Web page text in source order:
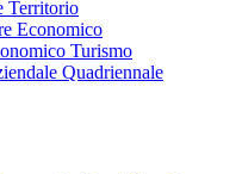
Territorio
Economico
Turismo
Quadriennale